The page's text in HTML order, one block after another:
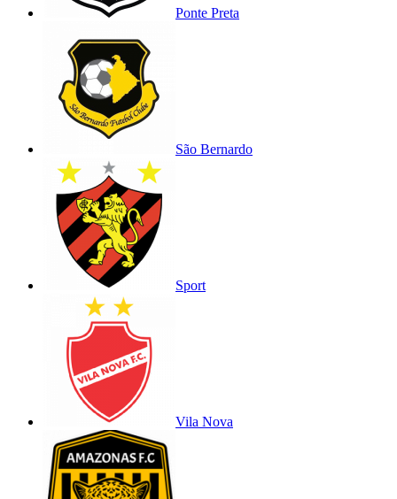
Ponte Preta
São Bernardo
Sport
Vila Nova